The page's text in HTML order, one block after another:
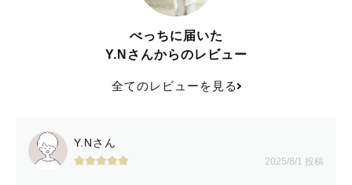
べっちに届いた
Y.Nさんからのレビュー
全てのレビューを見る
Y.Nさん
2025/8/1 投稿